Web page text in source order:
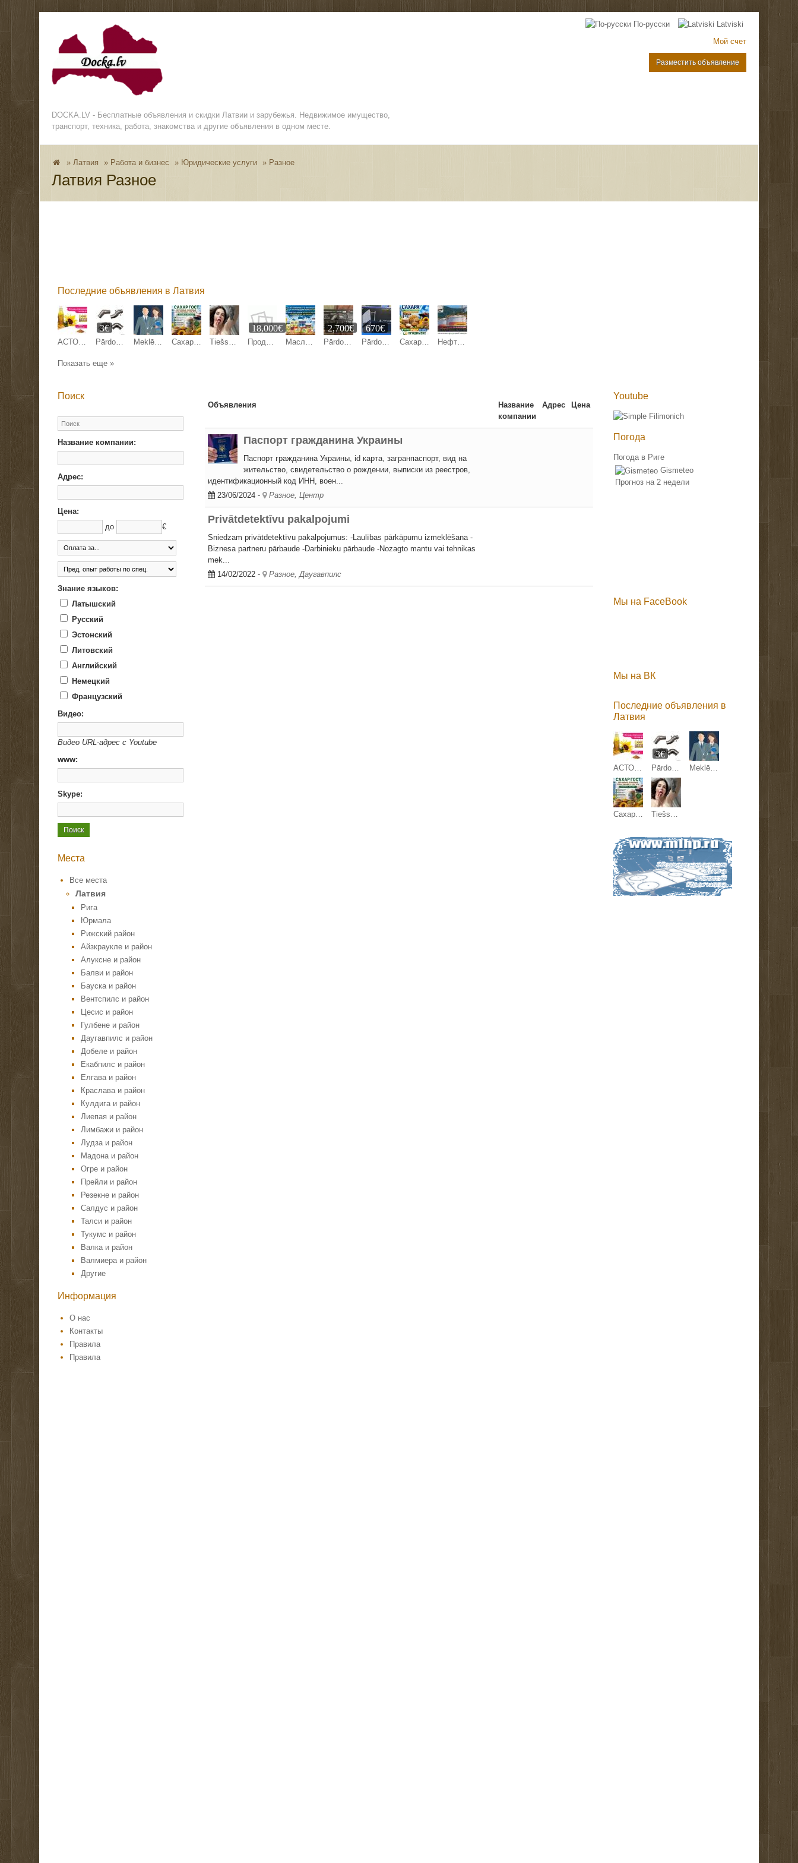
DOCKA.LV - Бесплатные объявления и скидки Латвии и зарубежья. Недвижимое имущество,
транспорт, техника, работа, знакомства и другие объявления в одном месте.
По-русски
Latviski
Мой счет
Разместить объявление
»Латвия » Работа и бизнес » Юридические услуги » Разное
Латвия Разное
Последние объявления в Латвия
АСТОН - Оптовые продажи подсолнечного масла от завода. Экспорт Pārdodam margu detaļas.
3€
Meklējam kandidātu Anglijas uzņēmuma pārstāvniecības direktora amatam Latvijā. Сахар ГОСТ, зерновые, бобовые и масличные культуры оптом Tiešsaistes sekss Продажа
18,000€
Масложировая и молочная продукция СолПро - экспортные поставки Pārdod: Sony PlayStation 5 Pro (PS5 Pro) 2TB + 2 DualSense kontrolieri
2,700€
Pārdod: Sony PlayStation 5 Pro (PS5 Pro) 2TB + 2 DualSense kontrolieri
670€
Сахар, зерновые и зернобобовые, масличные культуры, корма Нефтехимическая продукция Роснефть оптом
Показать еще »
Поиск
Название компании:
Адрес:
Цена:
до
€
Знание языков:
Латышский
Русский
Эстонский
Литовский
Английский
Немецкий
Французский
Видео:
Видео URL-адрес с Youtube
www:
Skype:
Места
Все места
Латвия
Рига
Юрмала
Рижский район
Айзкраукле и район
Алуксне и район
Балви и район
Бауска и район
Вентспилс и район
Цесис и район
Гулбене и район
Даугавпилс и район
Добеле и район
Екабпилс и район
Елгава и район
Краслава и район
Кулдига и район
Лиепая и район
Лимбажи и район
Лудза и район
Мадона и район
Огре и район
Прейли и район
Резекне и район
Салдус и район
Талси и район
Тукумс и район
Валка и район
Валмиера и район
Другие
Информация
О нас
Контакты
Правила
Правила
Объявления
Название
компании
Адрес Цена
Паспорт гражданина Украины
Паспорт гражданина Украины, id карта, загранпаспорт, вид на
жительство, свидетельство о рождении, выписки из реестров,
идентификационный код ИНН, воен...
23/06/2024- Разное, Центр
Privātdetektīvu pakalpojumi
Sniedzam privātdetektīvu pakalpojumus: -Laulības pārkāpumu izmeklēšana -
Biznesa partneru pārbaude -Darbinieku pārbaude -Nozagto mantu vai tehnikas
mek...
14/02/2022- Разное, Даугавпилс
Youtube
Погода
Погода в Риге
Gismeteo
Прогноз на 2 недели
Мы на FaceBook
Мы на ВК
Последние объявления в
Латвия
АСТОН - Оптовые продажи подсолнечного масла от завода. Экспорт Pārdodam margu detaļas.
3€
Meklējam kandidātu Anglijas uzņēmuma pārstāvniecības direktora amatam Latvijā.
Сахар ГОСТ, зерновые, бобовые и масличные культуры оптом Tiešsaistes sekss